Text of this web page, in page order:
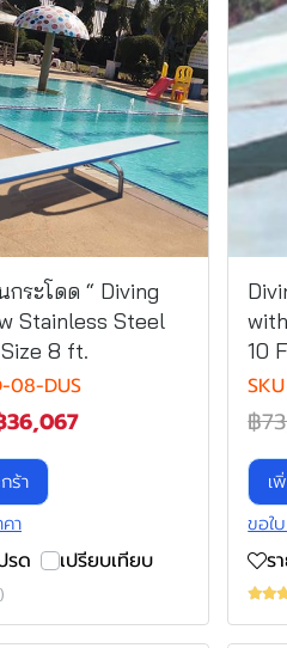
ระโดด “ Diving
Stainless Steel
8 ft.
08-DUS
36,067
ร้า
า
รด เปรียบเทียบ
10
฿
เ
ขอใ
ร